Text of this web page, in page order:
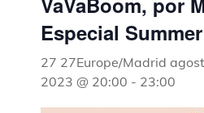
Especial
27 27Europe/Madrid
2023 @ 20:00 - 23:00